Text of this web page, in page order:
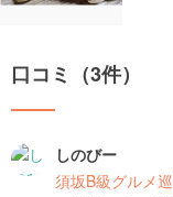
口コミ（3件）
しのびー
須坂B級グルメ